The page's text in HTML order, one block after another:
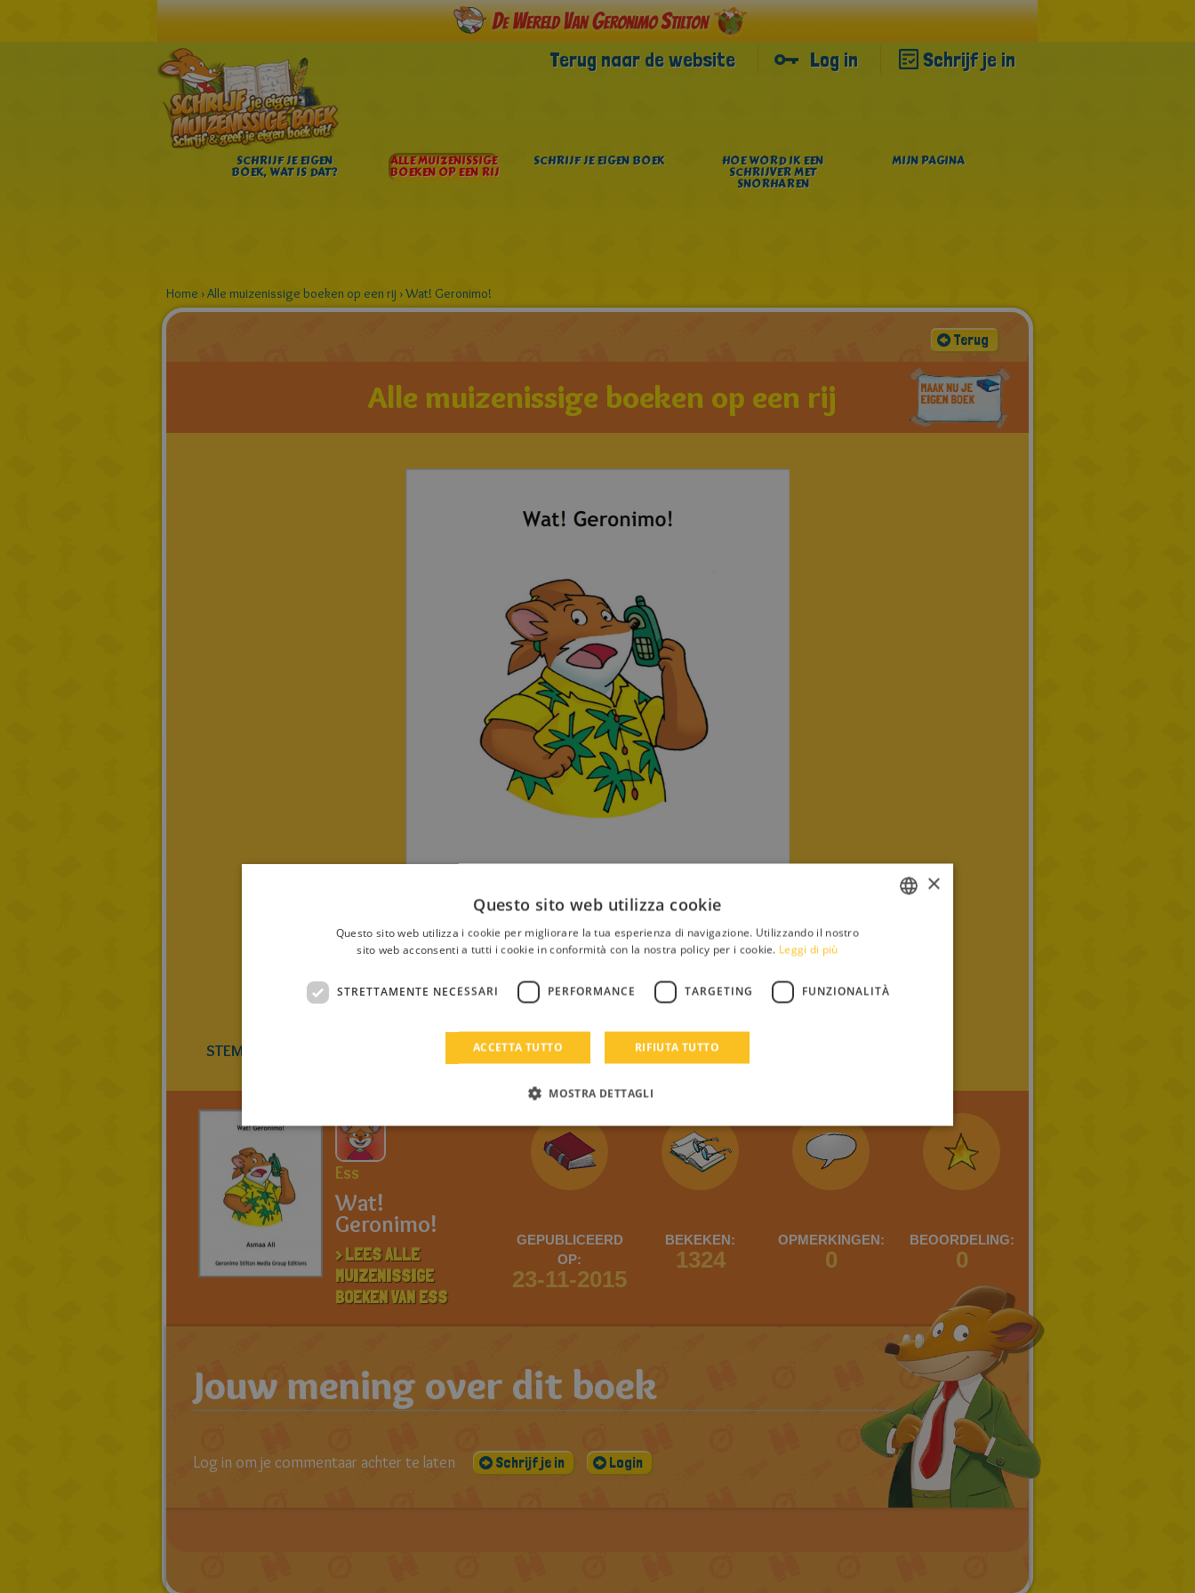
Terug naar de website Log in Schrijf je in
SCHRIJF JE EIGEN
BOEK, WAT IS DAT?
ALLE MUIZENISSIGE
BOEKEN OP EEN RIJ
SCHRIJF JE EIGEN BOEK HOE WORD IK EEN
SCHRIJVER MET
SNORHAREN
MIJN PAGINA
Home ›Alle muizenissige boeken op een rij ›Wat! Geronimo!
Alle muizenissige boeken op een rij
Terug
STEMMEN stemmen)
Ess
Wat!
Geronimo!
> LEES ALLE
MUIZENISSIGE
BOEKEN VAN ESS
GEPUBLICEERD
OP:
23-11-2015
BEKEKEN:
1324
OPMERKINGEN:
0
BEOORDELING:
0
Jouw mening over dit boek
Log in om je commentaar achter te laten Schrijf je in Login
FRENCH
RUSSIAN
×
Questo sito web utilizza cookie
Questo sito web utilizza i cookie per migliorare la tua esperienza di navigazione. Utilizzando il nostro
sito web acconsenti a tutti i cookie in conformità con la nostra policy per i cookie. Leggi di più
STRETTAMENTE NECESSARI PERFORMANCE TARGETING FUNZIONALITÀ
ACCETTA TUTTO RIFIUTA TUTTO
MOSTRA DETTAGLI